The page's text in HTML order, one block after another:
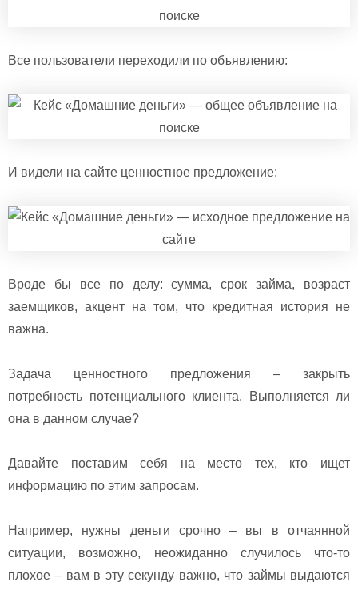
Все пользователи переходили по объявлению:
И видели на сайте ценностное предложение:
Вроде бы все по делу: сумма, срок займа, возраст
заемщиков, акцент на том, что кредитная история не
важна.
Задача ценностного предложения – закрыть
потребность потенциального клиента. Выполняется ли
она в данном случае?
Давайте поставим себя на место тех, кто ищет
информацию по этим запросам.
Например, нужны деньги срочно – вы в отчаянной
ситуации, возможно, неожиданно случилось что-то
плохое – вам в эту секунду важно, что займы выдаются